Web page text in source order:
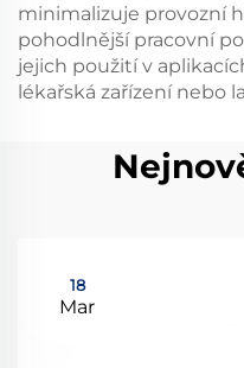
minimalizuje provozní
pohodlnější pracovní
jejich použití v
lékařská zařízení nebo
18
Mar